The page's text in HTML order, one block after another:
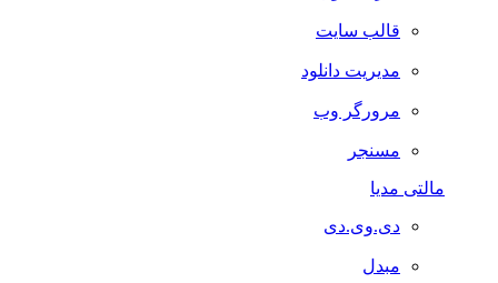
قالب سایت
مدیریت دانلود
مرورگر وب
مسنجر
مالتی مدیا
دی.وی.دی
مبدل